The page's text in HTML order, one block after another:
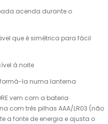
acenda durante o
que é simétrica para fácil
à noite
la numa lanterna
vem com a bateria
com três pilhas AAA/LR03 (não
a fonte de energia e ajusta o